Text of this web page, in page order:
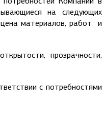
на следующих
материалов, работ и
прозрачности,
с потребностями